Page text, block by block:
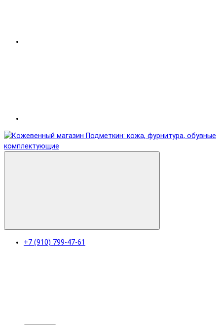
+7 (910) 799-47-61